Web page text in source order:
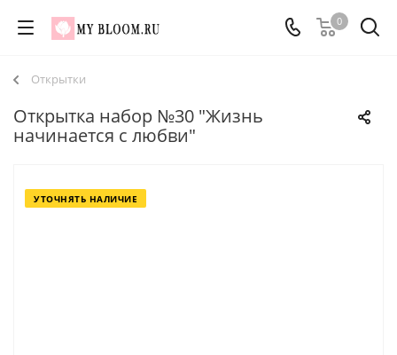
0
Открытки
Открытка набор №30 "Жизнь
начинается с любви"
УТОЧНЯТЬ НАЛИЧИЕ